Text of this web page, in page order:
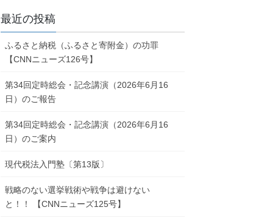
最近の投稿
ふるさと納税（ふるさと寄附金）の功罪
【CNNニューズ126号】
第34回定時総会・記念講演（2026年6月16
日）のご報告
第34回定時総会・記念講演（2026年6月16
日）のご案内
現代税法入門塾〔第13版〕
戦略のない選挙戦術や戦争は避けない
と！！ 【CNNニューズ125号】